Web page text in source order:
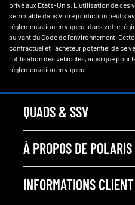
privé aux Etats-Unis. L'utilisation de ces
semblable dans votre juridiction peut
réglementation en vigueur dans votre
suivant du Code de l'environnement.
contractuel et l'acheteur potentiel de ce
l'utilisation des véhicules, ainsi que pour
réglementation en vigueur.
QUADS & SSV
À PROPOS DE POLARIS
INFORMATIONS CLIENT